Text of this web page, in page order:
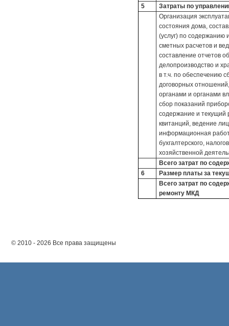
5
Затраты по
Организация
состояния дома,
(услуг) по содержанию
сметных расчетов и
составление отчетов
делопроизводство и
в т.ч. по обеспечению
договорных
органами и органами
сбор показаний
содержание и текущий
квитанций, ведение
информационная
бухгалтерского,
хозяйственной
Всего затрат по
6
Размер платы за
Всего затрат по
ремонту МКД
© 2010 - 2026 Все права защищены